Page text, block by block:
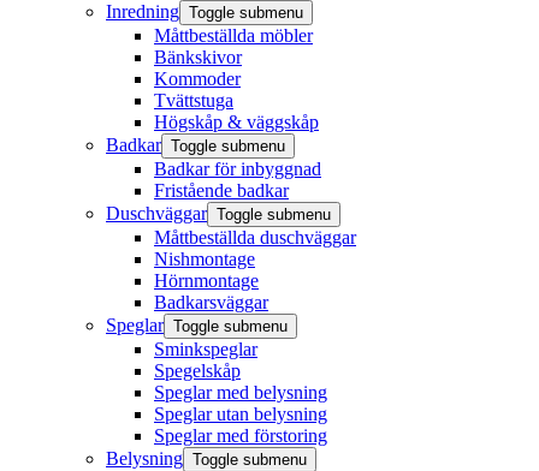
Inredning Toggle submenu
Måttbeställda möbler
Bänkskivor
Kommoder
Tvättstuga
Högskåp & väggskåp
Badkar Toggle submenu
Badkar för inbyggnad
Fristående badkar
Duschväggar Toggle submenu
Måttbeställda duschväggar
Nishmontage
Hörnmontage
Badkarsväggar
Speglar Toggle submenu
Sminkspeglar
Spegelskåp
Speglar med belysning
Speglar utan belysning
Speglar med förstoring
Belysning Toggle submenu